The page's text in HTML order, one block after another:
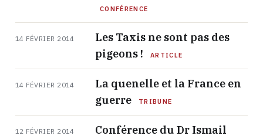
CONFÉRENCE
14 FÉVRIER 2014
Les Taxis ne sont pas des
pigeons !
ARTICLE
14 FÉVRIER 2014
La quenelle et la France en
guerre
TRIBUNE
12 FÉVRIER 2014
Conférence du Dr Ismail